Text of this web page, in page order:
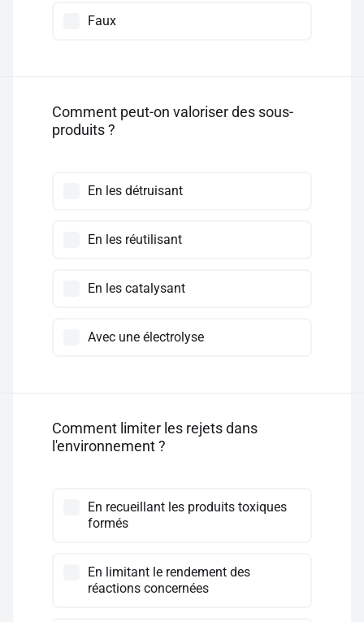
Faux
Comment peut-on valoriser des sous-
produits ?
En les détruisant
En les réutilisant
En les catalysant
Avec une électrolyse
Comment limiter les rejets dans
l'environnement ?
En recueillant les produits toxiques
formés
En limitant le rendement des
réactions concernées